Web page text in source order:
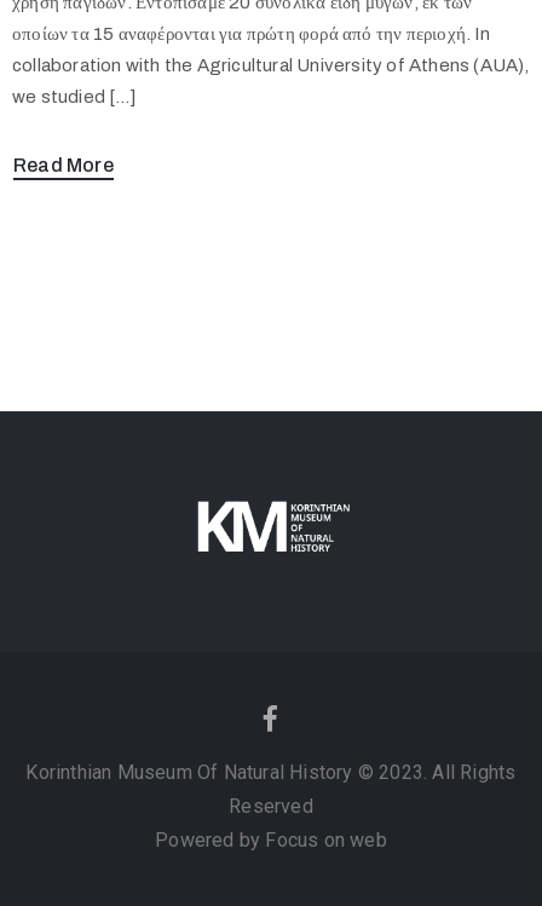
οποίων τα 15 αναφέρονται για πρώτη φορά από την περιοχή. In
collaboration with the Agricultural University of Athens (AUA),
we studied […]
Read More
Korinthian Museum Of Natural History © 2023. All Rights
Reserved
Powered by Focus on web